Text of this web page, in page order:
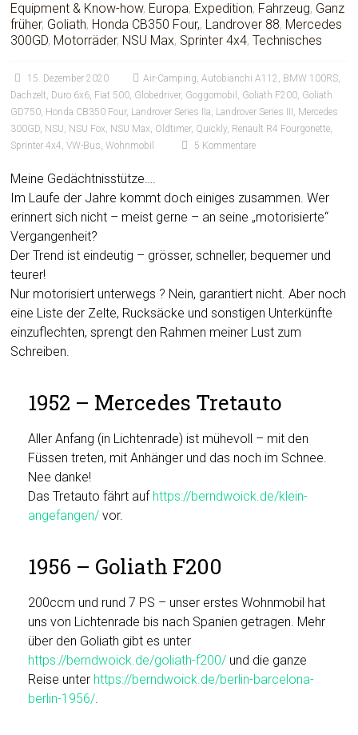
Equipment & Know-how, Europa, Expedition, Fahrzeug, Ganz
früher, Goliath, Honda CB350 Four,, Landrover 88, Mercedes
300GD, Motorräder, NSU Max, Sprinter 4x4,Technisches
15. Dezember 2020 Air-Camping,Autobianchi A112 , BMW 100RS,
Dachzelt, Duro 6x6, Fiat 500, Globedriver, Goggomobil , Goliath F200, Goliath
GD750, Honda CB350 Four, Landrover Series IIa, Landrover Series III , Mercedes
300GD, NSU, NSU Fox, NSU Max, Oldtimer, Quickly, Renault R4 Fourgonette,
Sprinter 4x4,VW-Bus,Wohnmobil 5 Kommentare
Meine Gedächtnisstütze….
Im Laufe der Jahre kommt doch einiges zusammen. Wer
erinnert sich nicht – meist gerne – an seine „motorisierte“
Vergangenheit?
Der Trend ist eindeutig – grösser, schneller, bequemer und
teurer!
Nur motorisiert unterwegs ? Nein, garantiert nicht. Aber noch
eine Liste der Zelte, Rucksäcke und sonstigen Unterkünfte
einzuflechten, sprengt den Rahmen meiner Lust zum
Schreiben.
1952 – Mercedes Tretauto
Aller Anfang (in Lichtenrade) ist mühevoll – mit den
Füssen treten, mit Anhänger und das noch im Schnee.
Nee danke!
Das Tretauto fährt auf https://berndwoick.de/klein-
angefangen/ vor.
1956 – Goliath F200
200ccm und rund 7 PS – unser erstes Wohnmobil hat
uns von Lichtenrade bis nach Spanien getragen. Mehr
über den Goliath gibt es unter
https://berndwoick.de/goliath-f200/und die ganze
Reise unter https://berndwoick.de/berlin-barcelona-
berlin-1956/.